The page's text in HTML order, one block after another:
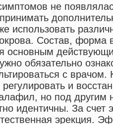
не
использовать
Состав, форма
основным
обязательно
с врачом.
и
но под другим
идентичны. За счет
эрекция.